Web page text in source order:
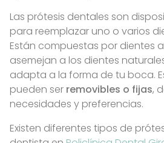
Las prótesis dentales son
para reemplazar uno o varios
Están compuestas por dientes
asemejan a los dientes
adapta a la forma de tu boca.
pueden ser removibles o fijas,
necesidades y preferencias.
Existen diferentes tipos de